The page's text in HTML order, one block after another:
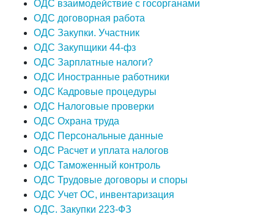
ОДС взаимодействие с госорганами
ОДС договорная работа
ОДС Закупки. Участник
ОДС Закупщики 44-фз
ОДС Зарплатные налоги?
ОДС Иностранные работники
ОДС Кадровые процедуры
ОДС Налоговые проверки
ОДС Охрана труда
ОДС Персональные данные
ОДС Расчет и уплата налогов
ОДС Таможенный контроль
ОДС Трудовые договоры и споры
ОДС Учет ОС, инвентаризация
ОДС. Закупки 223-ФЗ